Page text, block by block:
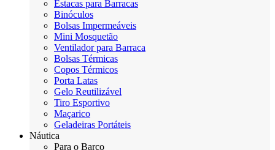
Estacas para Barracas
Binóculos
Bolsas Impermeáveis
Mini Mosquetão
Ventilador para Barraca
Bolsas Térmicas
Copos Térmicos
Porta Latas
Gelo Reutilizável
Tiro Esportivo
Maçarico
Geladeiras Portáteis
Náutica
Para o Barco